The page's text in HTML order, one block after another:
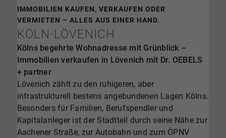
IMMOBILIEN KAUFEN, VERKAUFEN ODER
VERMIETEN – ALLES AUS EINER HAND.
KÖLN-LÖVENICH
Kölns begehrte Wohnadresse mit Grünblick –
Immobilien verkaufen in Lövenich mit Dr. OEBELS
+ partner
Lövenich zählt zu den ruhigeren, aber
infrastrukturell bestens angebundenen Lagen Kölns.
Besonders für Familien, Berufspendler und
Kapitalanleger ist der Stadtteil durch seine Nähe zur
Aachener Straße, zur Autobahn und zum ÖPNV